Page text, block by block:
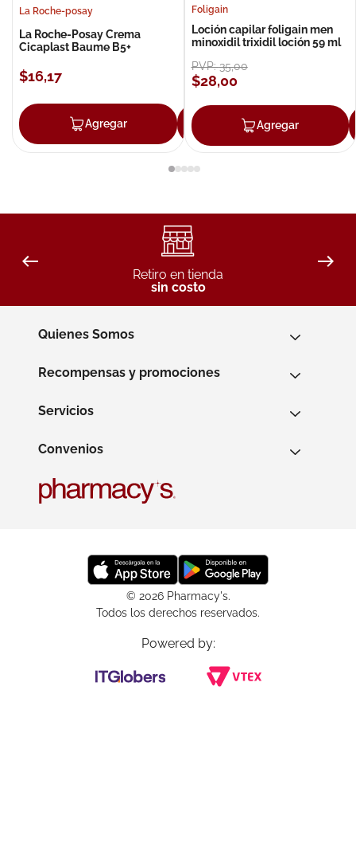
La Roche-posay
La Roche-Posay Crema
Cicaplast Baume B5+
$16,17
Agregar Agregar
Foligain
Loción capilar foligain men
minoxidil trixidil loción 59 ml
PVP:35,00
$28,00
Agregar
Retiro en tienda
sin costo
Quienes Somos
Recompensas y promociones
Servicios
Convenios
© 2026 Pharmacy's.
Todos los derechos reservados.
Powered by: